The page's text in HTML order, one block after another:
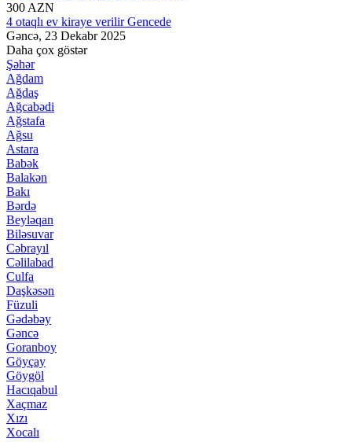
300 AZN
4 otaqlı ev kiraye verilir Gencede
Gəncə, 23 Dekabr 2025
Daha çox göstər
Şəhər
Ağdam
Ağdaş
Ağcabədi
Ağstafa
Ağsu
Astara
Babək
Balakən
Bakı
Bərdə
Beyləqan
Biləsuvar
Cəbrayıl
Cəlilabad
Culfa
Daşkəsən
Füzuli
Gədəbəy
Gəncə
Goranboy
Göyçay
Göygöl
Hacıqabul
Xaçmaz
Xızı
Xocalı